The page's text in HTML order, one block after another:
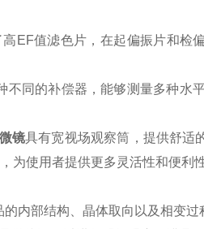
高 EF值滤色片，在起偏振片和检
不同的补偿器，能够测量多种水
镜具有宽视场观察筒，提供舒适
为使用者提供更多灵活性和便利性
内部结构、晶体取向以及相变过